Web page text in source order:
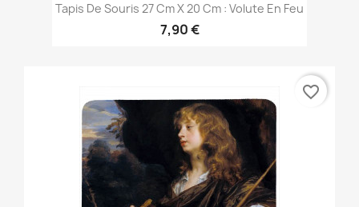
Tapis De Souris 27 Cm X 20 Cm : Volute En Feu
7,90 €
favorite_border